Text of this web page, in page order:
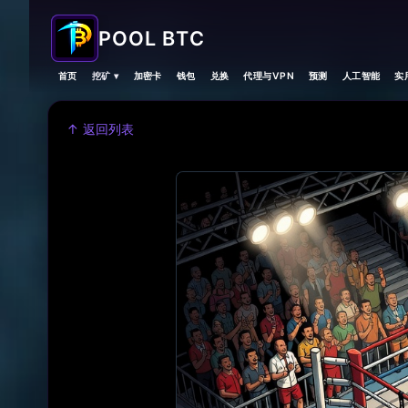
POOL BTC
首页 挖矿 ▾ 加密卡 钱包 兑换 代理与VPN 预测 人工智能 实
↑ 返回列表